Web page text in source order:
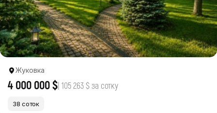
Жуковка
4 000 000 $| 105 263 $ за сотку
38 соток